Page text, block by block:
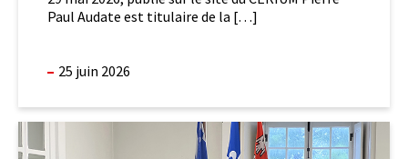
Paul Audate est titulaire de la […]
25 juin 2026
de